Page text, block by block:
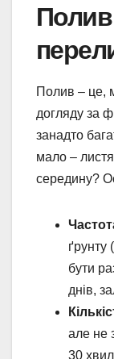
Полив
Полив – це,
догляду за
занадто
мало –
середину?
ґрунту
бути
днів,
але не
30